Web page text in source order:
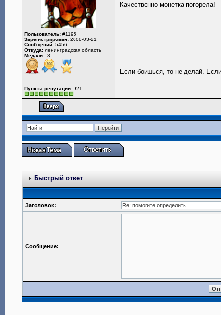
Пользователь: #1195
Зарегистрирован: 2008-03-21
Сообщений: 5456
Откуда: ленинградская область
Медали : 3
Пункты репутации: 921
Качественно монетка погорела!
Если боишься, то не делай.
Быстрый ответ
Заголовок:
Сообщение: